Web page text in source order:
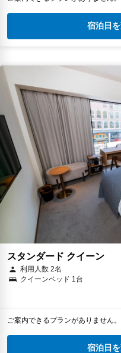
宿泊日
スタンダード クイーン
利用人数 2名
クイーンベッド 1台
ご案内できるプランがありません
宿泊日